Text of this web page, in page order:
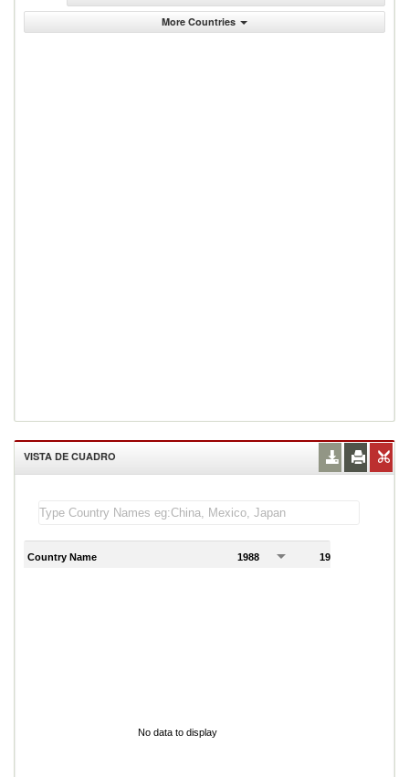
More Countries
VISTA DE CUADRO
Country Name 1988 1989
No data to display